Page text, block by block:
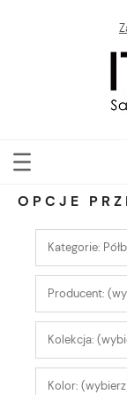
OPCJE
Kategorie:
Producent:
Kolekcja:
Kolor: